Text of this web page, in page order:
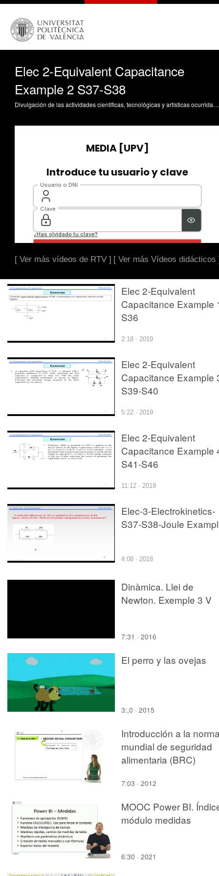
Elec 2-Equivalent Capacitance
Example 2 S37-S38
Divulgación de las actividades científicas, tecnológicas y artísticas ocurridas en los tres campus de la UPV
[ Ver más vídeos de RTV ] [ Ver más Vídeos didácticos
Elec 2-Equivalent
Capacitance Example
S36
2:18 · 2019
Elec 2-Equivalent
Capacitance Example
S39-S40
5:22 · 2019
Elec 2-Equivalent
Capacitance Example
S41-S46
11:12 · 2019
Elec-3-Electrokinetics-
S37-S38-Joule
4:08 · 2018
Dinàmica. Llei de
Newton. Exemple 3 V
7:31 · 2016
El perro y las ovejas
3:,0 · 2015
Introducción a la
mundial de seguridad
alimentaria (BRC)
7:03 · 2012
MOOC Power BI.
módulo medidas
6:30 · 2021